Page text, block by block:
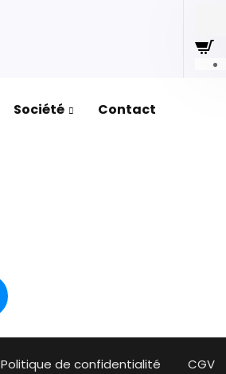
Société Contact
Politique de confidentialité CGV